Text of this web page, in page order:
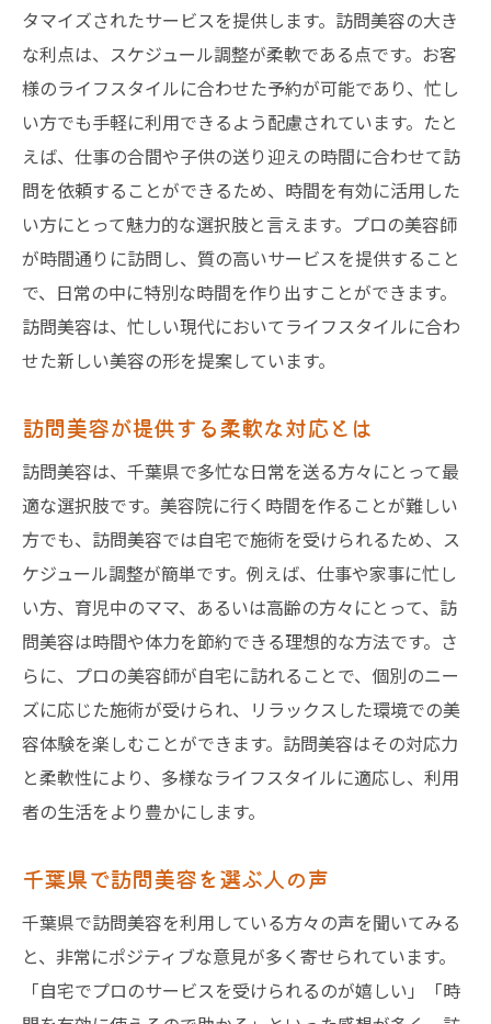
高齢者に優しい訪問美容サービスの特徴
移動の負担を減らす訪問美容の利点
高齢者向け特別メニューの紹介
訪問美容が提供する安全で安心なケア
高齢者に寄り添ったサービスの実例
千葉県で高齢者に人気の訪問美容業者
千葉県での訪問美容体験実際に使ってみた感想
とお得情報
訪問美容を受けた人のリアルな声
実際の訪問美容体験で感じたこと
リピートしたくなる訪問美容の魅力
千葉県での訪問美容体験談の共有
成功する訪問美容の活用方法
タマイズされたサービスを提供します。訪問美容の大き
な利点は、スケジュール調整が柔軟である点です。お客
様のライフスタイルに合わせた予約が可能であり、忙し
い方でも手軽に利用できるよう配慮されています。たと
えば、仕事の合間や子供の送り迎えの時間に合わせて訪
問を依頼することができるため、時間を有効に活用した
い方にとって魅力的な選択肢と言えます。プロの美容師
が時間通りに訪問し、質の高いサービスを提供すること
で、日常の中に特別な時間を作り出すことができます。
訪問美容は、忙しい現代においてライフスタイルに合わ
せた新しい美容の形を提案しています。
訪問美容が提供する柔軟な対応とは
訪問美容は、千葉県で多忙な日常を送る方々にとって最
適な選択肢です。美容院に行く時間を作ることが難しい
方でも、訪問美容では自宅で施術を受けられるため、ス
ケジュール調整が簡単です。例えば、仕事や家事に忙し
い方、育児中のママ、あるいは高齢の方々にとって、訪
問美容は時間や体力を節約できる理想的な方法です。さ
らに、プロの美容師が自宅に訪れることで、個別のニー
ズに応じた施術が受けられ、リラックスした環境での美
容体験を楽しむことができます。訪問美容はその対応力
と柔軟性により、多様なライフスタイルに適応し、利用
者の生活をより豊かにします。
千葉県で訪問美容を選ぶ人の声
千葉県で訪問美容を利用している方々の声を聞いてみる
と、非常にポジティブな意見が多く寄せられています。
「自宅でプロのサービスを受けられるのが嬉しい」「時